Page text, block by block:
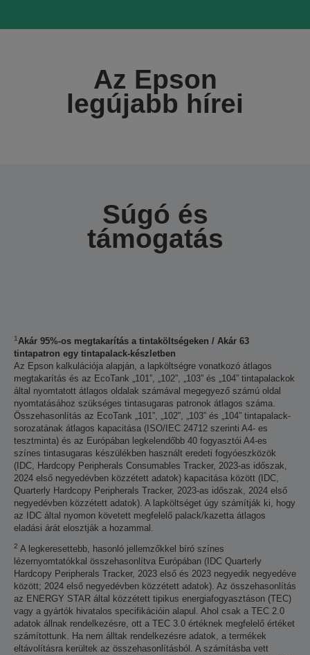
Az Epson
legújabb hírei
Súgó és
támogatás
1Akár 95%-os megtakarítás a tintaköltségeken / Akár 63
tintapatron egy tintapalack-készletben
Az Epson kalkulációja alapján, a lapköltségre vonatkozó átlagos
megtakarítás és az EcoTank „101”, „102”, „103” és „104” tintapalackok
által nyomtatott átlagos oldalak számával megegyező számú oldal
nyomtatásához szükséges tintasugaras patronok átlagos száma.
Összehasonlítás az EcoTank „101”, „102”, „103” és „104” tintapalack-
sorozatának átlagos kapacitása (ISO/IEC 24712 szerinti A4- es
tesztminta) és az Európában legkelendőbb 40 fogyasztói A4-es
színes tintasugaras készülékben használt eredeti fogyóeszközök
(IDC, Hardcopy Peripherals Consumables Tracker, 2023-as időszak,
2024 első negyedévben közzétett adatok) kapacitása között (IDC,
Quarterly Hardcopy Peripherals Tracker, 2023-as időszak, 2024 első
negyedévben közzétett adatok). A lapköltséget úgy számítják ki, hogy
az IDC által nyomon követett megfelelő palack/kazetta átlagos
eladási árát elosztják a hozammal.
2 A legkeresettebb, hasonló jellemzőkkel bíró színes
lézernyomtatókkal összehasonlítva Európában (IDC Quarterly
Hardcopy Peripherals Tracker, 2023 első és 2023 negyedik negyedéve
között; 2024 első negyedévben közzétett adatok). Az összehasonlítás
az ENERGY STAR által közzétett tipikus energiafogyasztáson (TEC)
vagy a gyártók hivatalos specifikációin alapul. Ahol csak a TEC 2.0
adatok állnak rendelkezésre, ott a TEC 3.0 értéknek megfelelő értéket
számítottunk. Ha nem álltak rendelkezésre adatok, a termékek
eltávolításra kerültek az összehasonlításból. A számításba vett